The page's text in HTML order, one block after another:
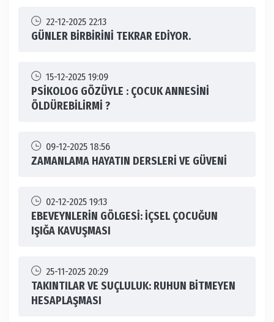
22-12-2025 22:13
GÜNLER BİRBİRİNİ TEKRAR EDİYOR.
15-12-2025 19:09
PSİKOLOG GÖZÜYLE : ÇOCUK ANNESİNİ
ÖLDÜREBİLİRMİ ?
09-12-2025 18:56
ZAMANLAMA HAYATIN DERSLERİ VE GÜVENİ
02-12-2025 19:13
EBEVEYNLERİN GÖLGESİ: İÇSEL ÇOCUĞUN
IŞIĞA KAVUŞMASI
25-11-2025 20:29
TAKINTILAR VE SUÇLULUK: RUHUN BİTMEYEN
HESAPLAŞMASI